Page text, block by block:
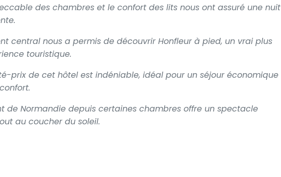
des chambres et le confort des lits nous ont assuré une nuit
central nous a permis de découvrir Honfleur à pied, un vrai plus
touristique.
prix de cet hôtel est indéniable, idéal pour un séjour économique
de Normandie depuis certaines chambres offre un spectacle
au coucher du soleil.